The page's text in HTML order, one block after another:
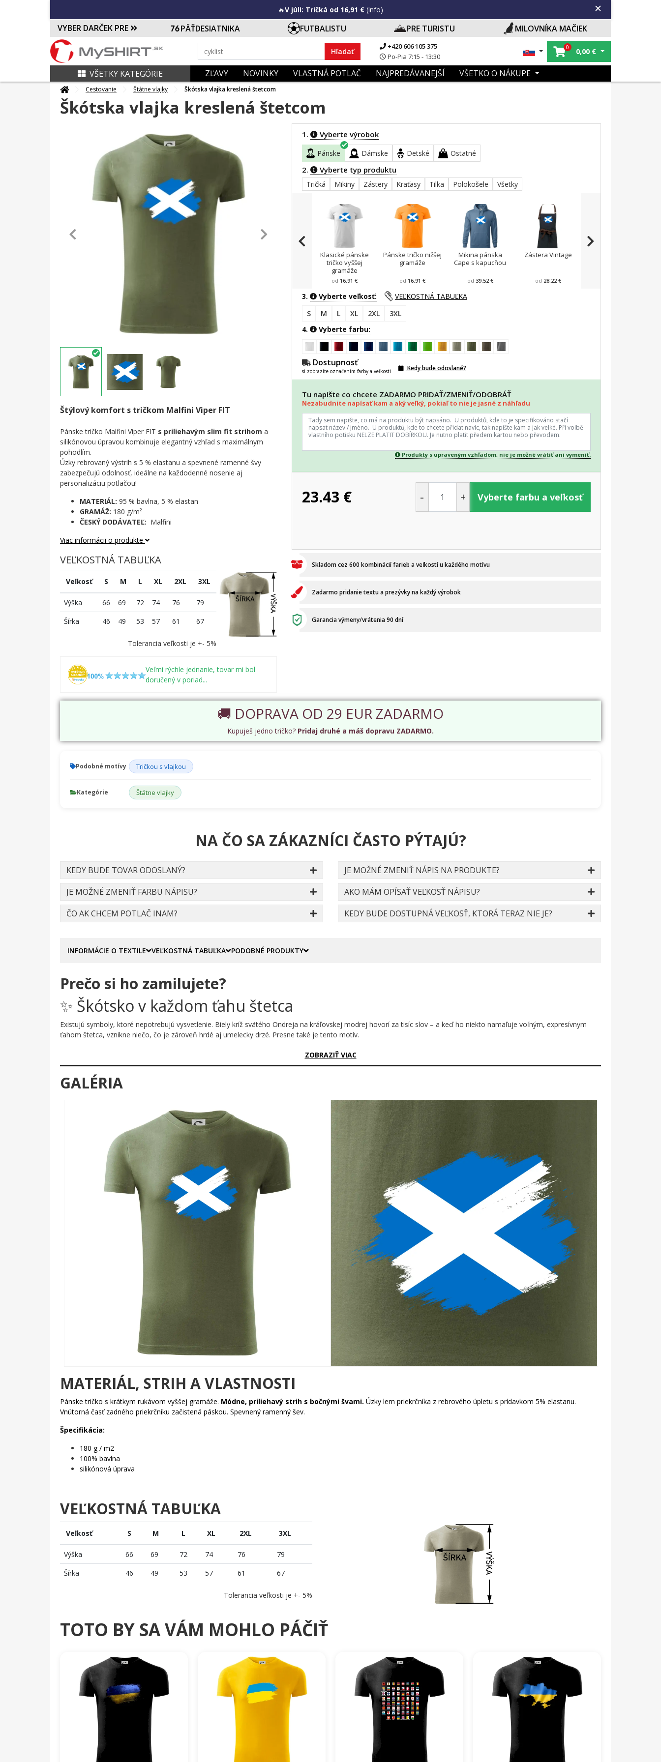
🔥V júli: Tričká od 16,91 € (info)
VYBER DARČEK PRE PÄŤDESIATNIKA FUTBALISTU PRE TURISTU MILOVNÍKA MAČIEK
Hľadať
+420 606 105 375
Po-Pia 7:15 - 13:30
0 0,00 €
VŠETKY KATEGÓRIE ZĽAVY NOVINKY VLASTNÁ POTLAČ NAJPREDÁVANEJŠÍ VŠETKO O NÁKUPE
Cestovanie Štátne vlajky Škótska vlajka kreslená štetcom
Škótska vlajka kreslená štetcom
Štýlový komfort s tričkom Malfini Viper FIT
Pánske tričko Malfini Viper FIT s priliehavým slim fit strihom a
silikónovou úpravou kombinuje elegantný vzhľad s maximálnym
pohodlím.
Úzky rebrovaný výstrih s 5 % elastanu a spevnené ramenné švy
zabezpečujú odolnosť, ideálne na každodenné nosenie aj
personalizáciu potlačou!
MATERIÁL: 95 % bavlna, 5 % elastan
GRAMÁŽ: 180 g/m²
ČESKÝ DODÁVATEĽ: Malfini
Viac informácii o produkte
VEĽKOSTNÁ TABUĽKA
Veľkosť S M L XL 2XL 3XL
Výška 66 69 72 74 76
79
Šírka
46 49 53 57 61 67
Tolerancia veľkosti je +- 5%
Veľmi rýchle jednanie, tovar mi bol
doručený v poriad...
1. Vyberte výrobok
Pánske Dámske Detské Ostatné
2. Vyberte typ produktu
Tričká Mikiny Zástery Kraťasy Tilka Polokošele Všetky
Klasické pánske
tričko vyššej
gramáže
od 16.91 €
Pánske tričko nižšej
gramáže
od 16.91 €
Mikina pánska
Cape s kapucňou
od 39.52 €
Zástera Vintage
od 28.22 €
3. Vyberte veľkosť:
VEĽKOSTNÁ TABUĽKA
S
M L XL 2XL
3XL
4.
Vyberte farbu:
Dostupnosť
si zobrazíte označením farby a veľkosti Kedy bude odoslané?
Tu napíšte co chcete ZADARMO PRIDAŤ/ZMENIŤ/ODOBRÁŤ
Nezabudnite napísať kam a aký veľký, pokiaľ to nie je jasné z náhľadu
Produkty s upraveným vzhľadom, nie je možné vrátiť ani vymeniť.
23.43 € - + Vyberte farbu a veľkosť
Skladom cez 600 kombinácií farieb a veľkostí u každého motívu
Zadarmo pridanie textu a prezývky na každý výrobok
Garancia výmeny/vrátenia 90 dní
🚚 DOPRAVA OD 29 EUR ZADARMO
Kupuješ jedno tričko? Pridaj druhé a máš dopravu ZADARMO.
Podobné motívy Tričkou s vlajkou
Kategórie Štátne vlajky
NA ČO SA ZÁKAZNÍCI ČASTO PÝTAJÚ?
KEDY BUDE TOVAR ODOSLANÝ?
JE MOŽNÉ ZMENIŤ FARBU NÁPISU?
ČO AK CHCEM POTLAČ INAM?
JE MOŽNÉ ZMENIŤ NÁPIS NA PRODUKTE?
AKO MÁM OPÍSAŤ VEĽKOSŤ NÁPISU?
KEDY BUDE DOSTUPNÁ VEĽKOSŤ, KTORÁ TERAZ NIE JE?
INFORMÁCIE O TEXTILE VEĽKOSTNÁ TABUĽKA PODOBNÉ PRODUKTY
Prečo si ho zamilujete?
✨ Škótsko v každom ťahu štetca
Existujú symboly, ktoré nepotrebujú vysvetlenie. Biely kríž svätého Ondreja na kráľovskej modrej hovorí za tisíc slov – a keď ho niekto namaľuje voľným, expresívnym
ťahom štetca, vznikne niečo, čo je zároveň hrdé aj umelecky drzé. Presne také je tento motív.
Škótska vlajka tu nie je len skopírovaná zo stránky encyklopédie. Je namaľovaná – s charakterom, s energiou, s tými krásnymi roztrepenými okrajmi, ktoré dávajú pocit,
že ju niekto práve naniesol jedným silným gestom. Modrá je sýta, biela čistá a celý dizajn má v sebe niečo surové a autentické. Žiadna sterilná grafika, len čistá výtvarná
Komu urobí radosť?
🌟 Hrdým Škótom a všetkým, ktorí majú k tejto krajine silné putá
🔥 Fanúšikom športu, ktorí chcú ukázať, za koho fandí ich srdce
💡 Cestovateľom a milovníkom kultúry, ktorí Škótsko nosí v duši
🎯 Každému, kto chce štýlový motív s príbehom a charakterom
Škótsko ťa volá. Odpovedz mu s noblesou. Vyber si tento motív a nechaj Andrejev kríž hovoriť za teba – hlasno, hrdo a s umeleckým šmrncom. 💪
ZOBRAZIŤ VIAC
GALÉRIA
MATERIÁL, STRIH A VLASTNOSTI
Pánske tričko s krátkym rukávom vyššej gramáže. Módne, priliehavý strih s bočnými švami. Úzky lem priekrčníka z rebrového úpletu s prídavkom 5% elastanu.
Vnútorná časť zadného priekrčníku začistená páskou. Spevnený ramenný šev.
Špecifikácia:
180 g / m2
100% bavlna
silikónová úprava
VEĽKOSTNÁ TABUĽKA
Veľkosť S M L XL 2XL 3XL
Výška 66 69 72 74 76
79
Šírka
46 49 53 57 61 67
Tolerancia veľkosti je +- 5%
TOTO BY SA VÁM MOHLO PÁČIŤ